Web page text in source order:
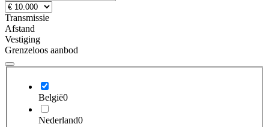
Transmissie
Afstand
Vestiging
Grenzeloos aanbod
België0
Nederland0